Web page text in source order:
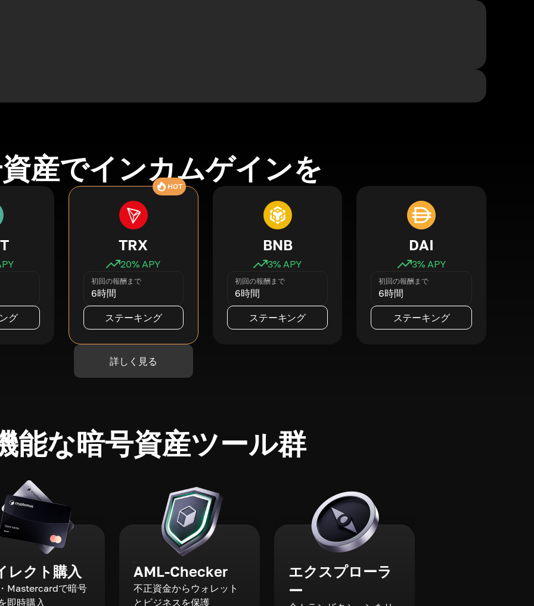
産でインカムゲインを
グ
HOT
TRX
20% APY
初回の報酬まで
6時間
ステーキング
BNB
3% APY
初回の報酬まで
6時間
ステーキング
DAI
3% APY
初回の報酬まで
6時間
ステーキング
詳しく見る
能な暗号資産ツール群
レクト購入
Mastercardで暗号
即時購入
AML-Checker
不正資金からウォレット
とビジネスを保護
エクスプローラ
ー